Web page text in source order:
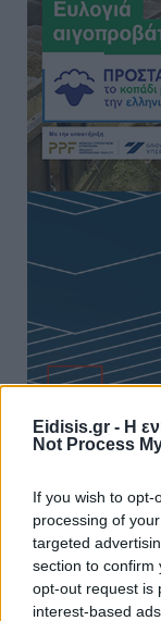
Eidisis.gr - Η
Not Process
If you wish to
processing of
targeted
section to confirm
opt-out request is
interest-based
Πρωινή